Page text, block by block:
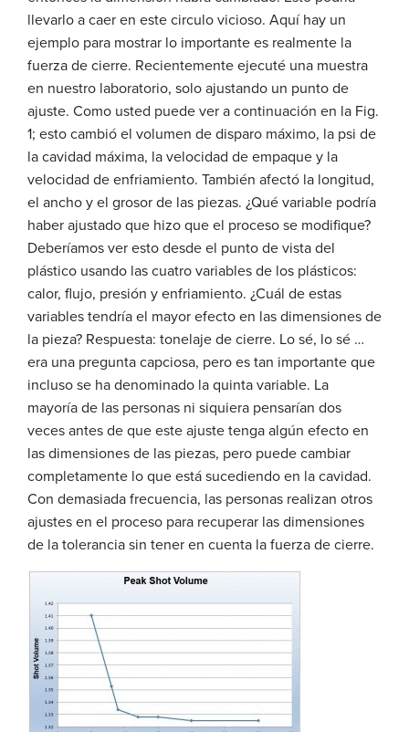
llevarlo a caer en este circulo vicioso. Aquí hay un
ejemplo para mostrar lo importante es realmente la
fuerza de cierre. Recientemente ejecuté una muestra
en nuestro laboratorio, solo ajustando un punto de
ajuste. Como usted puede ver a continuación en la Fig.
1; esto cambió el volumen de disparo máximo, la psi de
la cavidad máxima, la velocidad de empaque y la
velocidad de enfriamiento. También afectó la longitud,
el ancho y el grosor de las piezas. ¿Qué variable podría
haber ajustado que hizo que el proceso se modifique?
Deberíamos ver esto desde el punto de vista del
plástico usando las cuatro variables de los plásticos:
calor, flujo, presión y enfriamiento. ¿Cuál de estas
variables tendría el mayor efecto en las dimensiones de
la pieza? Respuesta: tonelaje de cierre. Lo sé, lo sé …
era una pregunta capciosa, pero es tan importante que
incluso se ha denominado la quinta variable. La
mayoría de las personas ni siquiera pensarían dos
veces antes de que este ajuste tenga algún efecto en
las dimensiones de las piezas, pero puede cambiar
completamente lo que está sucediendo en la cavidad.
Con demasiada frecuencia, las personas realizan otros
ajustes en el proceso para recuperar las dimensiones
de la tolerancia sin tener en cuenta la fuerza de cierre.